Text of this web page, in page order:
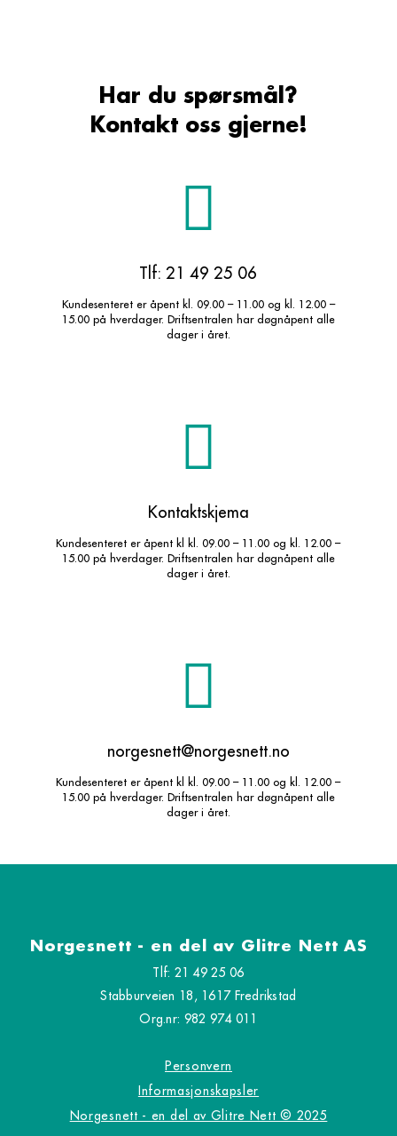
Har du spørsmål?
Kontakt oss gjerne!
Tlf: 21 49 25 06
Kundesenteret er åpent kl. 09.00 – 11.00 og kl. 12.00 –
15.00 på hverdager. Driftsentralen har døgnåpent alle
dager i året.
Kontaktskjema
Kundesenteret er åpent kl kl. 09.00 – 11.00 og kl. 12.00 –
15.00 på hverdager. Driftsentralen har døgnåpent alle
dager i året.
norgesnett@norgesnett.no
Kundesenteret er åpent kl kl. 09.00 – 11.00 og kl. 12.00 –
15.00 på hverdager. Driftsentralen har døgnåpent alle
dager i året.
Norgesnett - en del av Glitre Nett AS
Tlf: 21 49 25 06
Stabburveien 18, 1617 Fredrikstad
Org.nr: 982 974 011
Personvern
Informasjonskapsler
Norgesnett - en del av Glitre Nett © 2025